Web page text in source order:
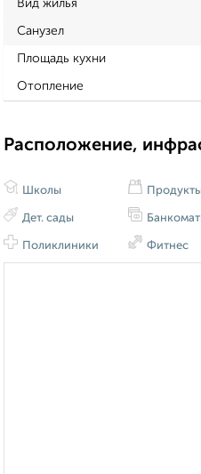
Вид жилья
Санузел
Площадь кухни
Отопление
Расположение,
Школы
Дет. сады
Поликлиники Фитнес